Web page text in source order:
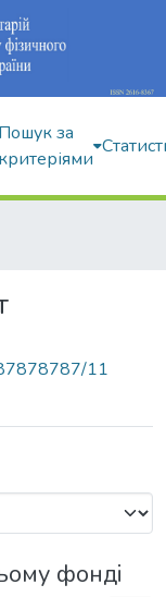
Пошук за
критеріями
11
фонді